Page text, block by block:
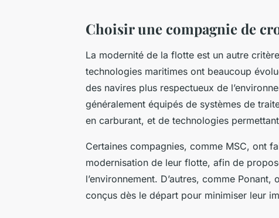
Choisir une compagnie de
La modernité de la flotte est un autre
technologies maritimes ont beaucoup
des navires plus respectueux de
généralement équipés de systèmes de
en carburant, et de technologies
Certaines compagnies, comme MSC, ont
modernisation de leur flotte, afin de
l’environnement. D’autres, comme
conçus dès le départ pour minimiser leur